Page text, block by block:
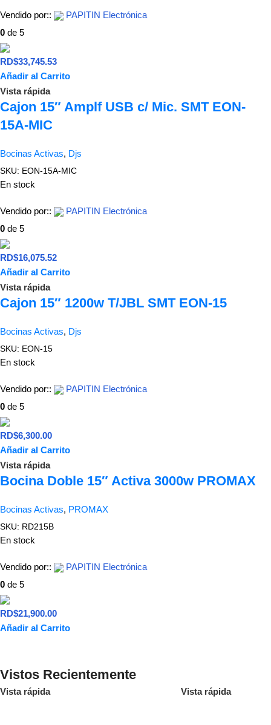
Vendido por::
PAPITIN Electrónica
0 de 5
RD$33,745.53
Añadir al Carrito
Vista rápida
Cajon 15″ Amplf USB c/ Mic. SMT EON-
15A-MIC
Bocinas Activas, Djs
SKU: EON-15A-MIC
En stock
Vendido por::
PAPITIN Electrónica
0 de 5
RD$16,075.52
Añadir al Carrito
Vista rápida
Cajon 15″ 1200w T/JBL SMT EON-15
Bocinas Activas, Djs
SKU: EON-15
En stock
Vendido por::
PAPITIN Electrónica
0 de 5
RD$6,300.00
Añadir al Carrito
Vista rápida
Bocina Doble 15″ Activa 3000w PROMAX
Bocinas Activas, PROMAX
SKU: RD215B
En stock
Vendido por::
PAPITIN Electrónica
0 de 5
RD$21,900.00
Añadir al Carrito
Vistos Recientemente
Vista rápida Vista rápida